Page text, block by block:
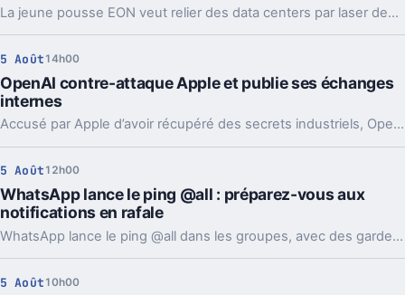
La jeune pousse EON veut relier des data centers par laser depuis l’orbite. Une idée très ambitieuse, portée par l’explosion des besoins en IA.
5 Août 14h00
OpenAI contre-attaque Apple et publie ses échanges
internes
Accusé par Apple d’avoir récupéré des secrets industriels, OpenAI riposte avec des mails et des logs de chat. L’enjeu va bien au-delà du simple procès.
5 Août 12h00
WhatsApp lance le ping @all : préparez-vous aux
notifications en rafale
WhatsApp lance le ping @all dans les groupes, avec des garde-fous. Sondages et création de sous-groupes gagnent aussi en souplesse.
5 Août 10h00